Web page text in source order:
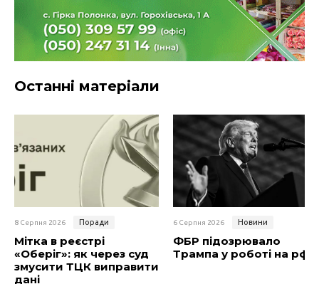
Останні матеріали
8 Серпня 2026 Поради
Мітка в реєстрі
«Оберіг»: як через суд
змусити ТЦК виправити
дані
6 Серпня 2026 Новини
ФБР підозрювало
Трампа у роботі на рф